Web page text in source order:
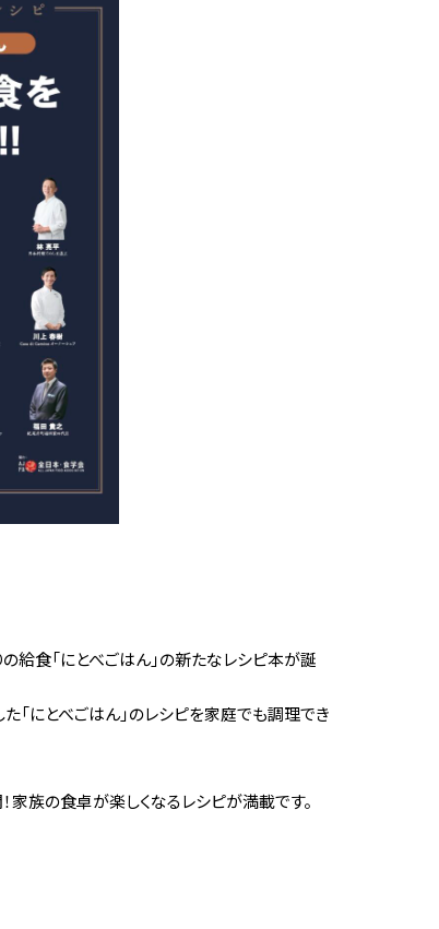
食「にとべごはん」の新たなレシピ本が誕
「にとべごはん」のレシピを家庭でも調理でき
族の食卓が楽しくなるレシピが満載です。